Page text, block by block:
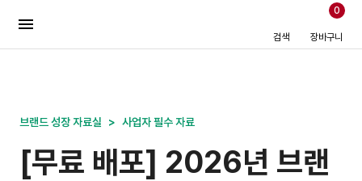
검색 장바구니
0
브랜드 성장 자료실 > 사업자 필수 자료
[무료 배포] 2026년 브랜